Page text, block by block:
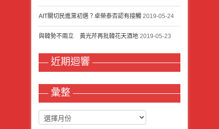
AIT關切民進黨初選？卓榮泰否認有接觸 2019-05-24
與韓勢不兩立 黃光芹再批韓花天酒地 2019-05-23
近期迴響
彙整